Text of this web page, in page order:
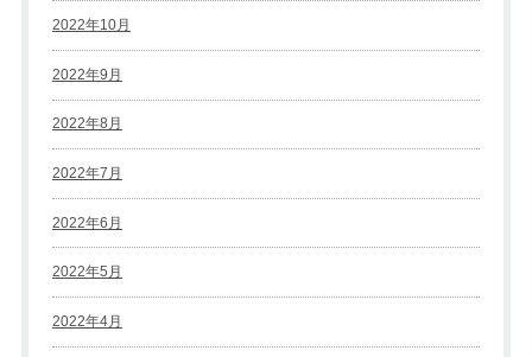
2022年10月
2022年9月
2022年8月
2022年7月
2022年6月
2022年5月
2022年4月